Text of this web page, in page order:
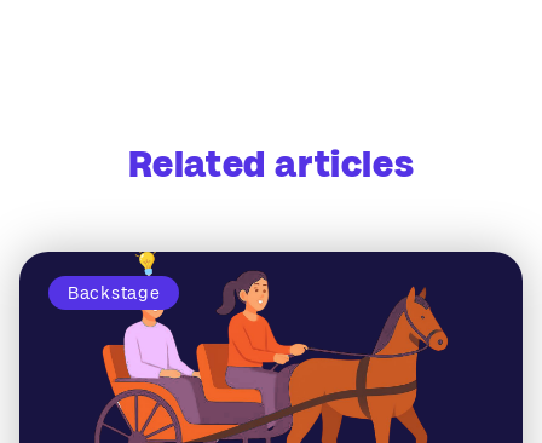
Related articles
Backstage